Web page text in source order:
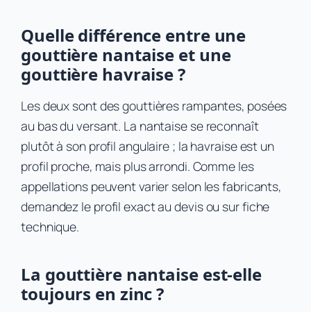
Quelle différence entre une
gouttière nantaise et une
gouttière havraise ?
Les deux sont des gouttières rampantes, posées
au bas du versant. La nantaise se reconnaît
plutôt à son profil angulaire ; la havraise est un
profil proche, mais plus arrondi. Comme les
appellations peuvent varier selon les fabricants,
demandez le profil exact au devis ou sur fiche
technique.
La gouttière nantaise est-elle
toujours en zinc ?